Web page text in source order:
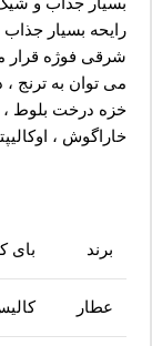
بسیار جذاب و
رایحه بسیار
شرقی فوژه قرار
می توان به ترنج ،
خزه درخت بلوط ،
خاراگوش ،
برند بای
عطار